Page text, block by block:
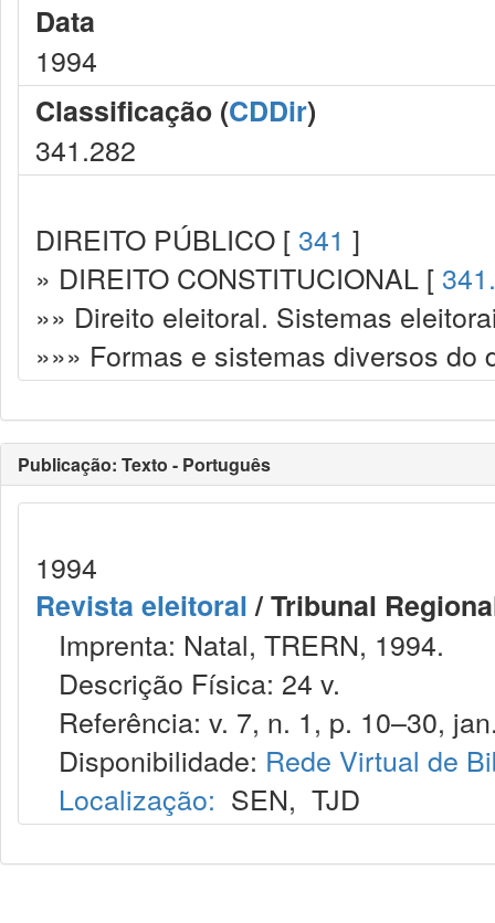
Data
1994
Classificação (CDDir)
341.282
DIREITO PÚBLICO [ 341 ]
» DIREITO CONSTITUCIONAL [
»» Direito eleitoral. Sistemas
»»» Formas e sistemas diversos
Publicação: Texto - Português
1994
Revista eleitoral/ Tribunal
Imprenta: Natal, TRERN, 1994.
Descrição Física: 24 v.
Referência: v. 7, n. 1, p. 10–30,
Disponibilidade: Rede Virtual de
Localização: SEN, TJD